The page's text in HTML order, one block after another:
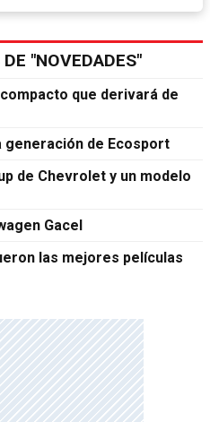
"NOVEDADES"
que derivará de
generación de Ecosport
de Chevrolet y un modelo
Gacel
las mejores películas